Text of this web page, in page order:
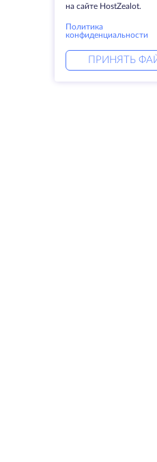
на сайте HostZealot.
Политика
конфиденциальности
ПРИНЯТЬ